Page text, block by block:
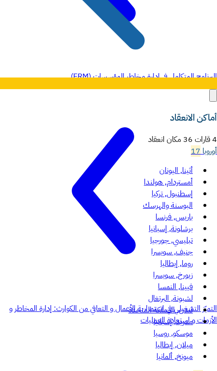
أماكن الانعقاد
4 قارات 36 مكان انعقاد
أوروبا 17
أثينا, اليونان
أمستردام, هولندا
إسطنبول, تركيا
البوسنة والهرسك
باريس, فرنسا
برشلونة, إسبانيا
تبليسي, جورجيا
جنيف, سويسرا
روما, إيطاليا
زيورخ, سويسرا
فيينا, النمسا
لشبونة, البرتغال
لندن, المملكة المتحدة
مدريد, إسبانيا
موسكو, روسيا
ميلان, إيطاليا
ميونخ, ألمانيا
البرنامج المتكامل في إدارة مخاطر المؤسسات (ERM)
التميّز التشغيلي في استمرارية الأعمال و التعافي من الكوارث: إدارة المخاطر و
الأزمات و استعادة العمليات